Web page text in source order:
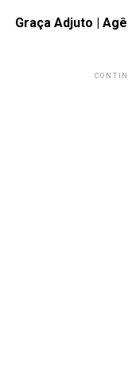
Graça Adjuto |